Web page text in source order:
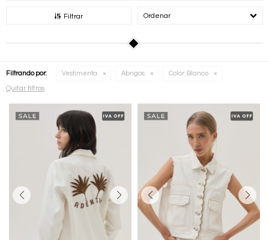
Filtrar Recomendados
Filtrando por: Vestimenta Abrigos Color: Blanco
Quitar filtros